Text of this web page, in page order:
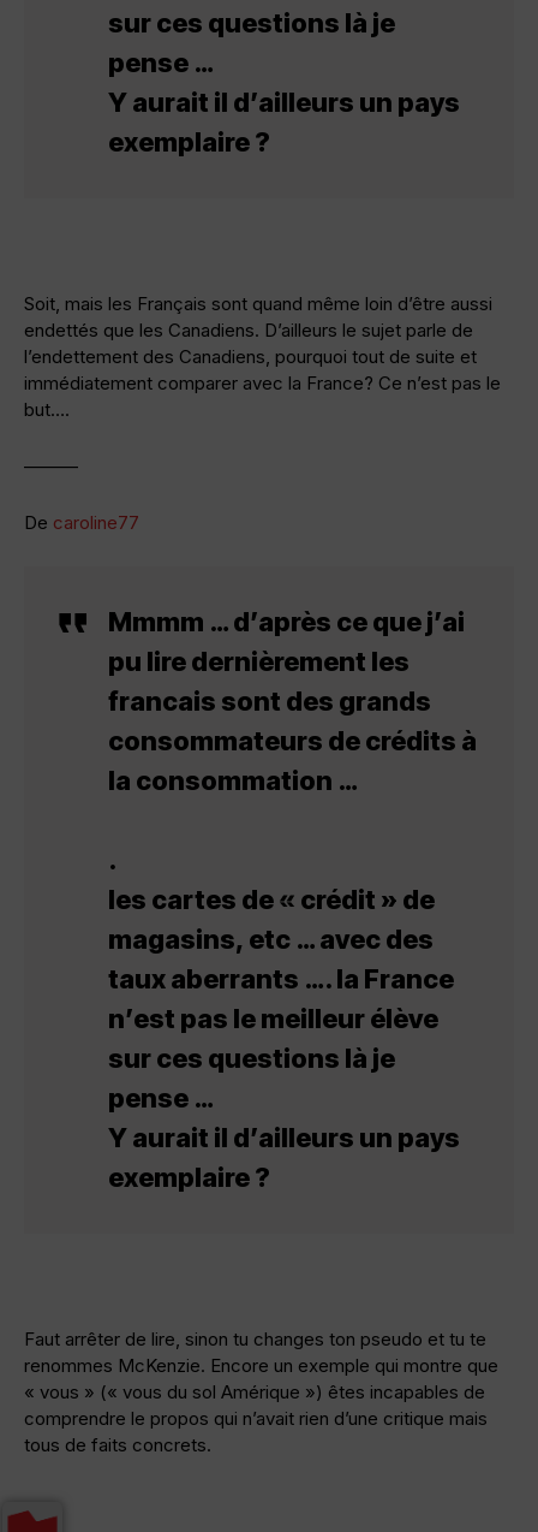
sur ces questions là je
pense …
Y aurait il d’ailleurs un pays
exemplaire ?
Soit, mais les Français sont quand même loin d’être aussi
endettés que les Canadiens. D’ailleurs le sujet parle de
l’endettement des Canadiens, pourquoi tout de suite et
immédiatement comparer avec la France? Ce n’est pas le
but….
———
De caroline77
Mmmm … d’après ce que j’ai
pu lire dernièrement les
francais sont des grands
consommateurs de crédits à
la consommation …
.
les cartes de « crédit » de
magasins, etc … avec des
taux aberrants …. la France
n’est pas le meilleur élève
sur ces questions là je
pense …
Y aurait il d’ailleurs un pays
exemplaire ?
Faut arrêter de lire, sinon tu changes ton pseudo et tu te
renommes McKenzie. Encore un exemple qui montre que
« vous » (« vous du sol Amérique ») êtes incapables de
comprendre le propos qui n’avait rien d’une critique mais
tous de faits concrets.